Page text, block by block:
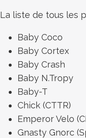
La liste de tous les
Baby Coco
Baby Cortex
Baby Crash
Baby N.Tropy
Baby-T
Chick (CTTR)
Emperor Velo
Gnasty Gnorc